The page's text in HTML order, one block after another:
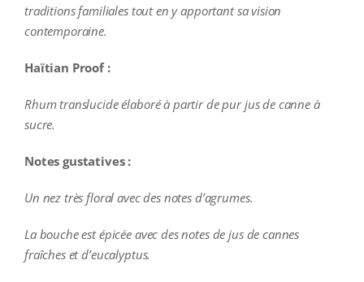
traditions familiales tout en y apportant sa vision
contemporaine.
Haïtian Proof :
Rhum translucide élaboré à partir de pur jus de canne à
sucre.
Notes gustatives :
Un nez très floral avec des notes d’agrumes.
La bouche est épicée avec des notes de jus de cannes
fraîches et d’eucalyptus.